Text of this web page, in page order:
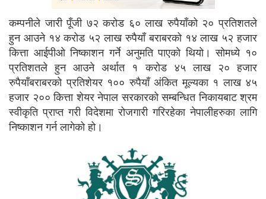
कम्पनीले जारी पूँजी ७२ करोड ६० लाख रुपैयाँको २० प्रतिशतले
हुन आउने १४ करोड ५२ लाख रुपैयाँ बराबरको १४ लाख ५२ हजार
कित्ता आईपीओ निष्काशन गर्ने अनुमति पाएको थियो। सोमध्ये १०
प्रतिशतले हुन आउने अर्थात १ करोड ४५ लाख २० हजार
रुपैयाँबराबरको प्रतिशेयर १०० रुपैयाँ अंकित मूल्यका १ लाख ४५
हजार २०० कित्ता शेयर नेपाल सरकारको सम्बन्धित निकायबाट श्रम
स्वीकृति प्राप्त गरी विदेशमा रोजगारी गरिरहेका नेपालीहरुका लागि
निष्काशन गर्न लागेको हो।